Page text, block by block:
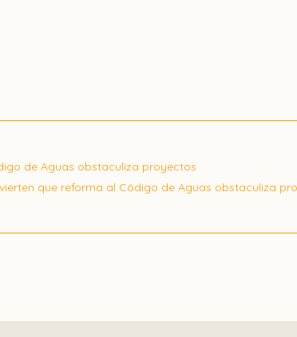
de Aguas obstaculiza proyectos
que reforma al Código de Aguas obstaculiza